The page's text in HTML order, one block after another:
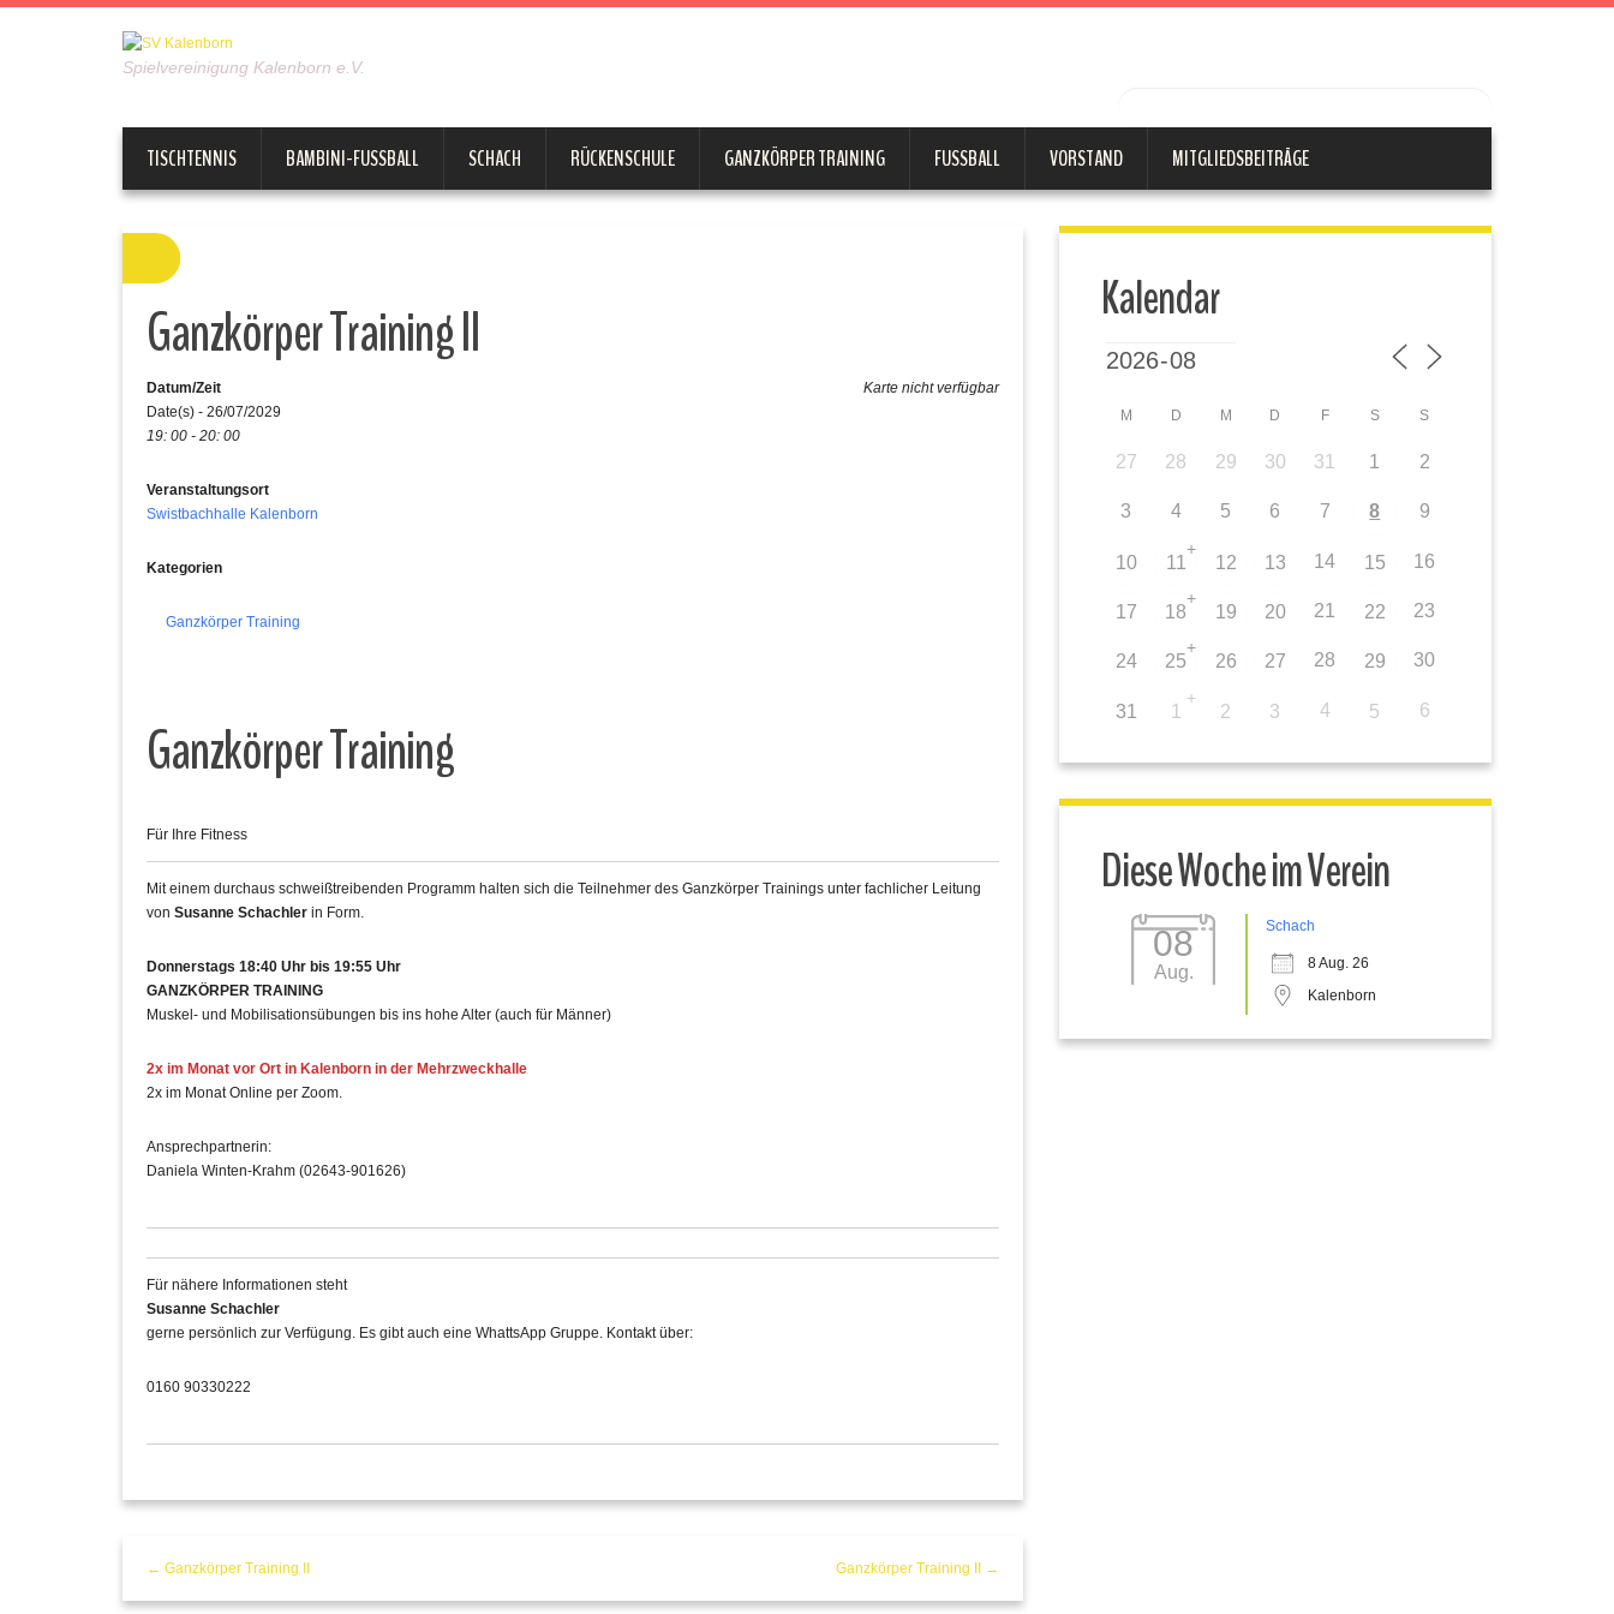
Spielvereinigung Kalenborn e.V.
TISCHTENNIS BAMBINI-FUSSBALL SCHACH RÜCKENSCHULE GANZKÖRPER TRAINING FUSSBALL VORSTAND MITGLIEDSBEITRÄGE
Ganzkörper Training II
Karte nicht verfügbar
Datum/Zeit
Date(s) - 26/07/2029
19: 00 - 20: 00
Veranstaltungsort
Swistbachhalle Kalenborn
Kategorien
Ganzkörper Training
Ganzkörper Training
Für Ihre Fitness
Mit einem durchaus schweißtreibenden Programm halten sich die Teilnehmer des Ganzkörper Trainings unter fachlicher Leitung
von Susanne Schachler in Form.
Donnerstags 18:40 Uhr bis 19:55 Uhr
GANZKÖRPER TRAINING
Muskel- und Mobilisationsübungen bis ins hohe Alter (auch für Männer)
2x im Monat vor Ort in Kalenborn in der Mehrzweckhalle
2x im Monat Online per Zoom.
Ansprechpartnerin:
Daniela Winten-Krahm (02643-901626)
Für nähere Informationen steht
Susanne Schachler
gerne persönlich zur Verfügung. Es gibt auch eine WhattsApp Gruppe. Kontakt über:
0160 90330222
← Ganzkörper Training II Ganzkörper Training II →
Kalendar
M D M D F S S
27 28 29 30 31 1 2
3 4 5 6 7 8 9
10 11
+
12 13 14 15 16
17 18
+
19 20 21 22 23
24 25
+
26 27 28 29 30
31 1
+
2 3 4 5 6
Diese Woche im Verein
08
Aug.
Schach
8 Aug. 26
Kalenborn